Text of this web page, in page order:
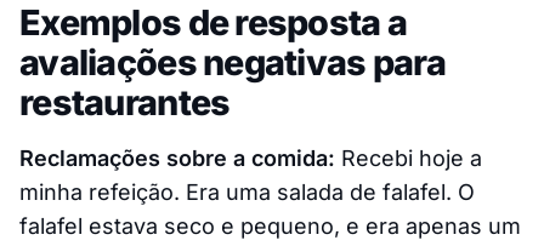
Exemplos de resposta a
avaliações negativas para
restaurantes
Reclamações sobre a comida: Recebi hoje a
minha refeição. Era uma salada de falafel. O
falafel estava seco e pequeno, e era apenas um